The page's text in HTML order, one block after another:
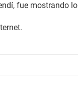
fue mostrando